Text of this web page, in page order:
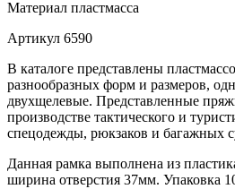
Материал пластмасса
Артикул 6590
В каталоге представлены
разнообразных форм и размеров,
двухщелевые. Представленные
производстве тактического и
спецодежды, рюкзаков и багажных
Данная рамка выполнена из
ширина отверстия 37мм. Упаковка